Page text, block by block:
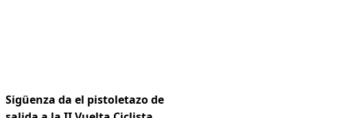
Sigüenza da el pistoletazo de